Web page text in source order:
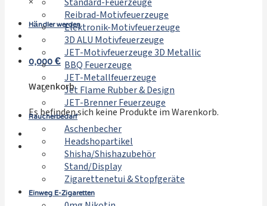
Händler werden
0,000€
Warenkorb
Es befinden sich keine Produkte im Warenkorb.
Standard-Feuerzeuge
Reibrad-Motivfeuerzeuge
Elektronik-Motivfeuerzeuge
3D ALU Motivfeuerzeuge
JET-Motivfeuerzeuge 3D Metallic
BBQ Feuerzeuge
JET-Metallfeuerzeuge
Jet Flame Rubber & Design
JET-Brenner Feuerzeuge
Raucherbedarf
Aschenbecher
Headshopartikel
Shisha/Shishazubehör
Stand/Display
Zigarettenetui & Stopfgeräte
Einweg E-Zigaretten